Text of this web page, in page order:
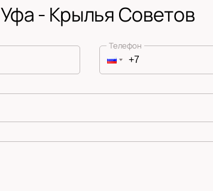
Уфа - Крылья Советов
Телефон